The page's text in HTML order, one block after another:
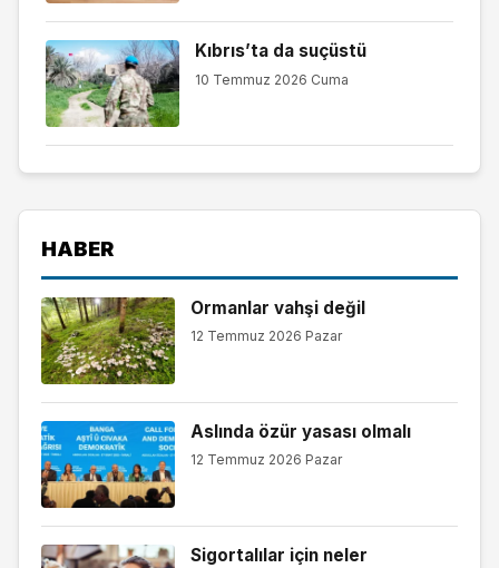
Kıbrıs’ta da suçüstü
10 Temmuz 2026 Cuma
HABER
Ormanlar vahşi değil
12 Temmuz 2026 Pazar
Aslında özür yasası olmalı
12 Temmuz 2026 Pazar
Sigortalılar için neler